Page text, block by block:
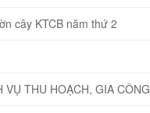
cây KTCB năm thứ 2
THU HOẠCH, GIA